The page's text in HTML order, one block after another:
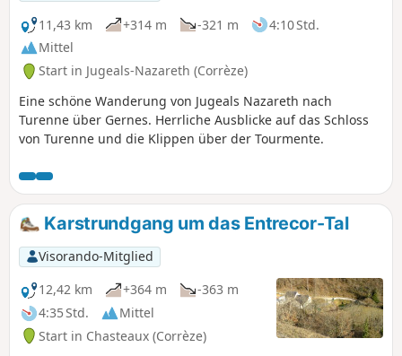
11,43 km +314 m -321 m
4:10 Std.
Mittel
Start in Jugeals-Nazareth (Corrèze)
Eine schöne Wanderung von Jugeals Nazareth nach
Turenne über Gernes. Herrliche Ausblicke auf das Schloss
von Turenne und die Klippen über der Tourmente.
Karstrundgang um das Entrecor-Tal
Visorando-Mitglied
12,42 km
+364 m
-363 m
4:35 Std.
Mittel
Start in Chasteaux (Corrèze)